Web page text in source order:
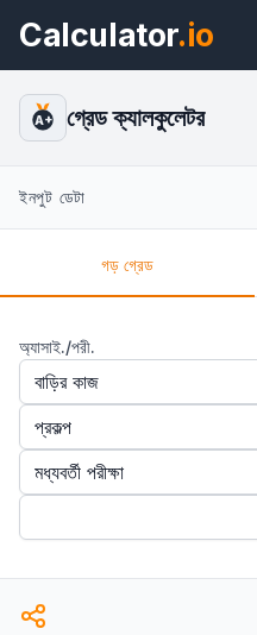
Calculator.io
A+ গ্রেড ক্যালকুলেটর
ইনপুট ডেটা
গড় গ্রেড
অ্যাসাই./পরী.